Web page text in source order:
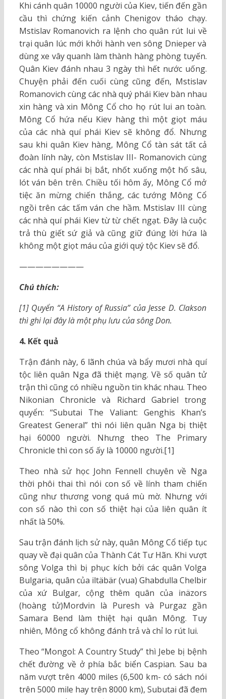
Khi cánh quân 10000 người của Kiev, tiến đến gần
cầu thì chứng kiến cảnh Chenigov tháo chạy.
Mstislav Romanovich ra lệnh cho quân rút lui về
trại quân lúc mới khởi hành ven sông Dnieper và
dùng xe vây quanh làm thành hàng phòng tuyến.
Quân Kiev đánh nhau 3 ngày thì hết nước uống.
Chuyện phải đến cuối cùng cũng đến, Mstislav
Romanovich cùng các nhà quý phái Kiev bàn nhau
xin hàng và xin Mông Cổ cho họ rút lui an toàn.
Mông Cổ hứa nếu Kiev hàng thì một giọt máu
của các nhà quí phái Kiev sẽ không đổ. Nhưng
sau khi quân Kiev hàng, Mông Cổ tàn sát tất cả
đoàn lính này, còn Mstislav III- Romanovich cùng
các nhà quí phái bị bắt, nhốt xuống một hố sâu,
lót ván bên trên. Chiều tối hôm ấy, Mông Cổ mở
tiệc ăn mừng chiến thắng, các tướng Mông Cổ
ngồi trên các tấm ván che hầm. Mstislav III cùng
các nhà quí phái Kiev từ từ chết ngạt. Đây là cuộc
trả thù giết sứ giả và cũng giữ đúng lời hứa là
không một giọt máu của giới quý tộc Kiev sẽ đổ.
————————
Chú thích:
[1] Quyển “A History of Russia” của Jesse D. Clakson
thì ghi lại đây là một phụ lưu của sông Don.
4. Kết quả
Trận đánh này, 6 lãnh chúa và bẩy mươi nhà quí
tộc liên quân Nga đã thiệt mạng. Về số quân tử
trận thì cũng có nhiều nguồn tin khác nhau. Theo
Nikonian Chronicle và Richard Gabriel trong
quyển: “Subutai The Valiant: Genghis Khan’s
Greatest General” thì nói liên quân Nga bị thiệt
hại 60000 người. Nhưng theo The Primary
Chronicle thì con số ấy là 10000 người.[1]
Theo nhà sử học John Fennell chuyên về Nga
thời phôi thai thì nói con số về lính tham chiến
cũng như thương vong quá mù mờ. Nhưng với
con số nào thì con số thiệt hại của liên quân ít
nhất là 50%.
Sau trận đánh lịch sử này, quân Mông Cổ tiếp tục
quay về đại quân của Thành Cát Tư Hãn. Khi vượt
sông Volga thì bị phục kích bởi các quân Volga
Bulgaria, quân của iltäbär (vua) Ghabdulla Chelbir
của xứ Bulgar, cộng thêm quân của inäzors
(hoàng tử)Mordvin là Puresh và Purgaz gần
Samara Bend làm thiệt hại quân Mông. Tuy
nhiên, Mông cổ không đánh trả và chỉ lo rút lui.
Theo “Mongol: A Country Study” thì Jebe bị bệnh
chết đường về ở phía bắc biển Caspian. Sau ba
năm vượt trên 4000 miles (6,500 km- có sách nói
trên 5000 mile hay trên 8000 km), Subutai đã đem